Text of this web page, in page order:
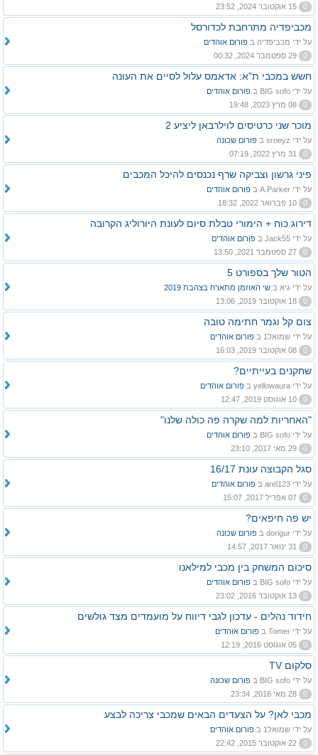
0
מכביפדיה מתרחבת לכדורסל
על ידי מכביפדיה ב פורום אוהדים
0
חשש במכבי ת"א: אדאמס עלול לסיים את העונה
על ידי BIG sofo ב
פורום אוהדים
0
מוכר שני כרטיסים לוילרבאן ליציע 2
על ידי sroeyz ב
פורום שכונה
0
פיני גרשון וצביקה שרף נכנסים להיכל המכבים
על ידי A.Parker ב
פורום אוהדים
0
דירוג כוח + הימורי טבלת סיום לעונת היורוליג הקרובה
על ידי Jack55 ב
פורום אוהדים
0
הטור שלך בספורט 5
על ידי גיא ב שי האוזמן מתארח בצהבת 2019
0
צום קל וגמר חתימה טובה
על ידי שמואל1 ב
פורום אוהדים
0
שחקנים בעייתיים?
על ידי yellowaura ב
פורום אוהדים
0
"האחריות למה שקרה פה כולה שלנו"
על ידי BIG sofo ב
פורום אוהדים
0
סגל הקבוצה עונת 16/17
על ידי arel123 ב
פורום אוהדים
0
יש פה חיפאים?
על ידי dorigur ב
פורום שכונה
0
סיכום המשחק בין מכבי למילאנו
על ידי BIG sofo ב
פורום אוהדים
0
חידוד נהלים - עדכון לגבי דיווח על מועמדים מצד גולשים
על ידי Tomer ב
פורום אוהדים
0
סלקום TV
על ידי BIG sofo ב
פורום שכונה
0
מכבי לאן? על הצעדים הבאים שמכבי צריכה לבצע
על ידי שמואל1 ב
פורום אוהדים
0